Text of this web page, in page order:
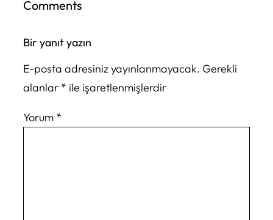
Comments
Bir yanıt yazın
E-posta adresiniz yayınlanmayacak. Gerekli
alanlar * ile işaretlenmişlerdir
Yorum *